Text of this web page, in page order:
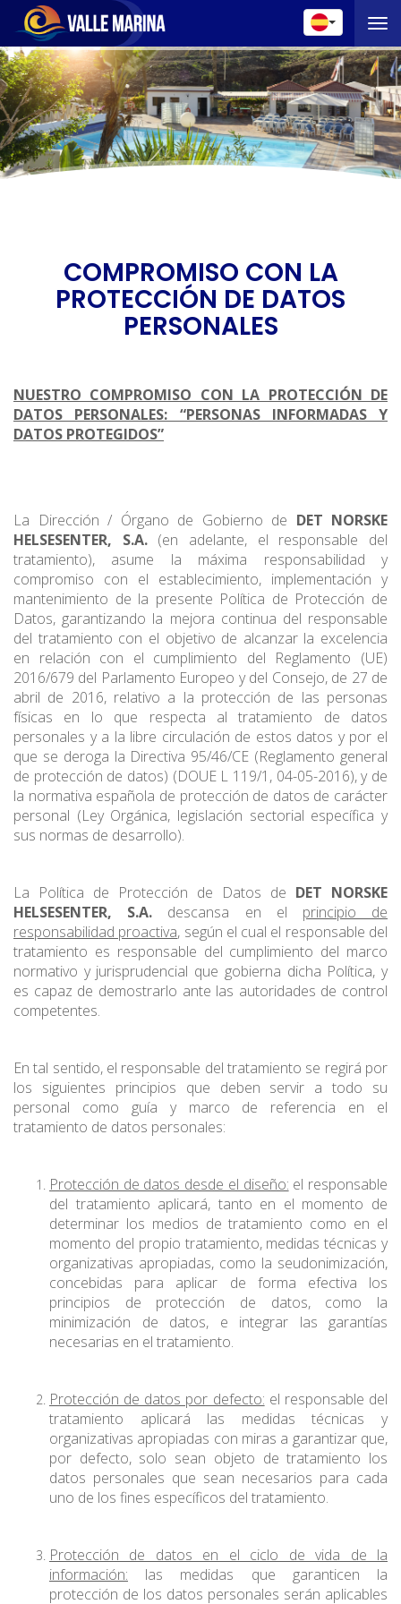
COMPROMISO CON LA
PROTECCIÓN DE DATOS
PERSONALES
NUESTRO COMPROMISO CON LA PROTECCIÓN DE
DATOS PERSONALES: “PERSONAS INFORMADAS Y
DATOS PROTEGIDOS”
La Dirección / Órgano de Gobierno de DET NORSKE
HELSESENTER, S.A.(en adelante, el responsable del
tratamiento), asume la máxima responsabilidad y
compromiso con el establecimiento, implementación y
mantenimiento de la presente Política de Protección de
Datos, garantizando la mejora continua del responsable
del tratamiento con el objetivo de alcanzar la excelencia
en relación con el cumplimiento del Reglamento (UE)
2016/679 del Parlamento Europeo y del Consejo, de 27 de
abril de 2016, relativo a la protección de las personas
físicas en lo que respecta al tratamiento de datos
personales y a la libre circulación de estos datos y por el
que se deroga la Directiva 95/46/CE (Reglamento general
de protección de datos) (DOUE L 119/1, 04-05-2016), y de
la normativa española de protección de datos de carácter
personal (Ley Orgánica, legislación sectorial específica y
sus normas de desarrollo).
La Política de Protección de Datos de DET NORSKE
HELSESENTER, S.A. descansa en el principio de
responsabilidad proactiva, según el cual el responsable del
tratamiento es responsable del cumplimiento del marco
normativo y jurisprudencial que gobierna dicha Política, y
es capaz de demostrarlo ante las autoridades de control
competentes.
En tal sentido, el responsable del tratamiento se regirá por
los siguientes principios que deben servir a todo su
personal como guía y marco de referencia en el
tratamiento de datos personales:
Protección de datos desde el diseño: el responsable
del tratamiento aplicará, tanto en el momento de
determinar los medios de tratamiento como en el
momento del propio tratamiento, medidas técnicas y
organizativas apropiadas, como la seudonimización,
concebidas para aplicar de forma efectiva los
principios de protección de datos, como la
minimización de datos, e integrar las garantías
necesarias en el tratamiento.
Protección de datos por defecto: el responsable del
tratamiento aplicará las medidas técnicas y
organizativas apropiadas con miras a garantizar que,
por defecto, solo sean objeto de tratamiento los
datos personales que sean necesarios para cada
uno de los fines específicos del tratamiento.
Protección de datos en el ciclo de vida de la
información: las medidas que garanticen la
protección de los datos personales serán aplicables